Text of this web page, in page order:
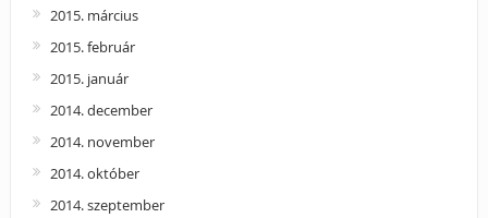
2015. március
2015. február
2015. január
2014. december
2014. november
2014. október
2014. szeptember